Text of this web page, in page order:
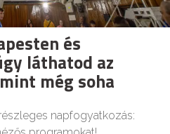
és
láthatod az
még soha
napfogyatkozás: